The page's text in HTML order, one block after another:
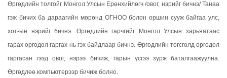
Өргөдлийн толгойг Монгол Улсын Ерөнхийлөгч /овог, нэрийг бичнэ/ Танаа
гэж бичих ба дараагийн мөрөнд ОГНОО болон оршин сууж байгаа улс,
хот-ын нэрийг бичнэ. Өргөдлийн гарчгийг Монгол Улсын харьяатаас
гарах өргөдөл гаргах нь гэх байдлаар бичнэ. Өргөдлийн төгсгөлд өргөдөл
гаргасан гээд овог, нэрээ бичиж, гарын үсгээ зурж баталгаажуулна.
Өргөдлөө компьютерээр бичиж болно.